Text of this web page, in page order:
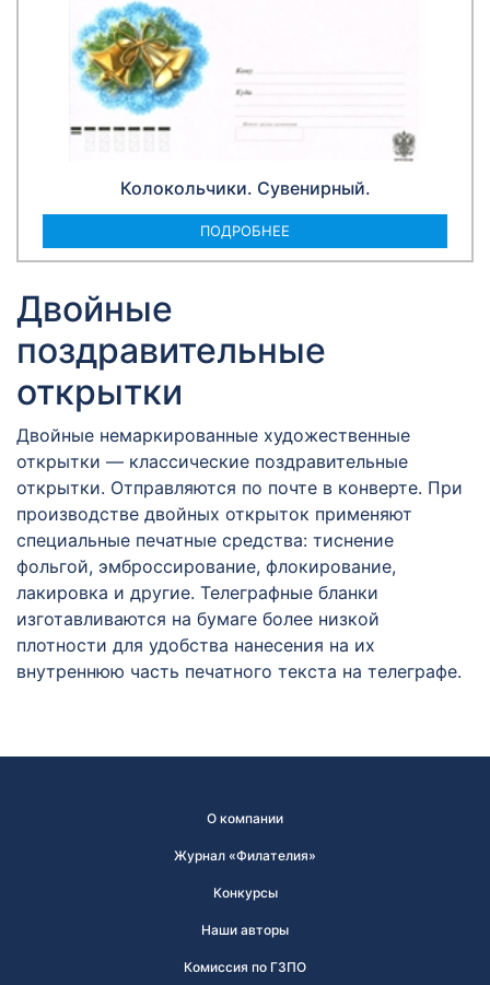
Колокольчики. Сувенирный.
ПОДРОБНЕЕ
Двойные
поздравительные
открытки
Двойные немаркированные художественные
открытки — классические поздравительные
открытки. Отправляются по почте в конверте. При
производстве двойных открыток применяют
специальные печатные средства: тиснение
фольгой, эмброссирование, флокирование,
лакировка и другие. Телеграфные бланки
изготавливаются на бумаге более низкой
плотности для удобства нанесения на их
внутреннюю часть печатного текста на телеграфе.
О компании
Журнал «Филателия»
Конкурсы
Наши авторы
Комиссия по ГЗПО